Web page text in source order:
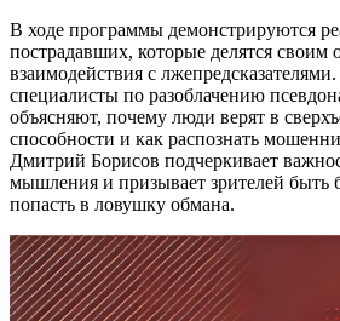
В ходе программы демонстрируются
пострадавших, которые делятся своим
взаимодействия с
специалисты по разоблачению
объясняют, почему люди верят в
способности и как распознать
Дмитрий Борисов подчеркивает
мышления и призывает зрителей быть
попасть в ловушку обмана.